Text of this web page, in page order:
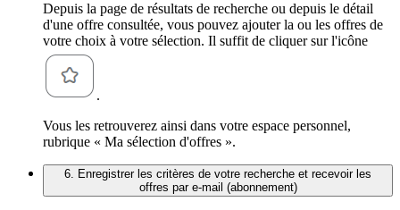
Depuis la page de résultats de recherche ou depuis le détail
d'une offre consultée, vous pouvez ajouter la ou les offres de
votre choix à votre sélection. Il suffit de cliquer sur l'icône
.
Vous les retrouverez ainsi dans votre espace personnel,
rubrique « Ma sélection d'offres ».
6. Enregistrer les critères de votre recherche et recevoir les
offres par e-mail (abonnement)